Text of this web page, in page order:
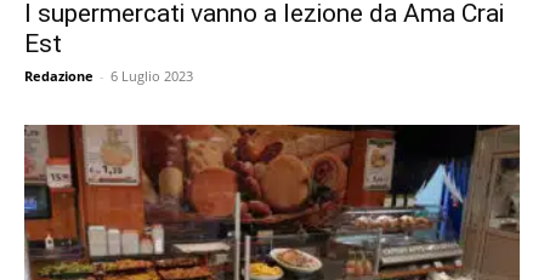
I supermercati vanno a lezione da Ama Crai
Est
Redazione - 6 Luglio 2023